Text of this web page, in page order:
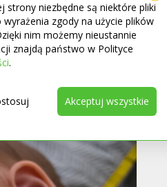
– na jaki
strony niezbędne są niektóre pliki
zgody na użycie plików
nim możemy nieustannie
znajdą państwo w Polityce
.
Akceptuj wszystkie